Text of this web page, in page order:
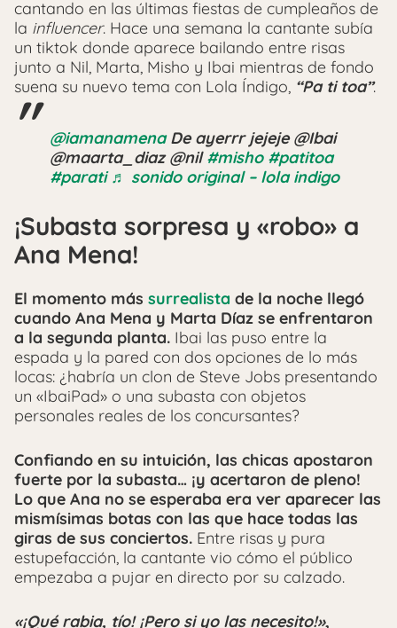
cantando en las últimas fiestas de cumpleaños de
la influencer. Hace una semana la cantante subía
un tiktok donde aparece bailando entre risas
junto a Nil, Marta, Misho y Ibai mientras de fondo
suena su nuevo tema con Lola Índigo, “Pa ti toa”.
@iamanamenaDe ayerrr jejeje @Ibai
@maarta_diaz @nil#misho #patitoa
#parati ♬ sonido original – lola indigo
¡Subasta sorpresa y «robo» a
Ana Mena!
El momento más surrealista de la noche llegó
cuando Ana Mena y Marta Díaz se enfrentaron
a la segunda planta. Ibai las puso entre la
espada y la pared con dos opciones de lo más
locas: ¿habría un clon de Steve Jobs presentando
un «IbaiPad» o una subasta con objetos
personales reales de los concursantes?
Confiando en su intuición, las chicas apostaron
fuerte por la subasta… ¡y acertaron de pleno!
Lo que Ana no se esperaba era ver aparecer las
mismísimas botas con las que hace todas las
giras de sus conciertos. Entre risas y pura
estupefacción, la cantante vio cómo el público
empezaba a pujar en directo por su calzado.
«¡Qué rabia, tío! ¡Pero si yo las necesito!»,